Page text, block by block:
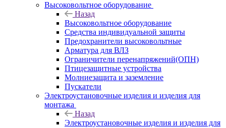
Высоковольтное оборудование
Назад
Высоковольтное оборудование
Средства индивидуальной защиты
Предохранители высоковольтные
Арматура для ВЛЗ
Ограничители перенапряжений(ОПН)
Птицезащитные устройства
Молниезащита и заземление
Пускатели
Электроустановочные изделия и изделия для
монтажа
Назад
Электроустановочные изделия и изделия для